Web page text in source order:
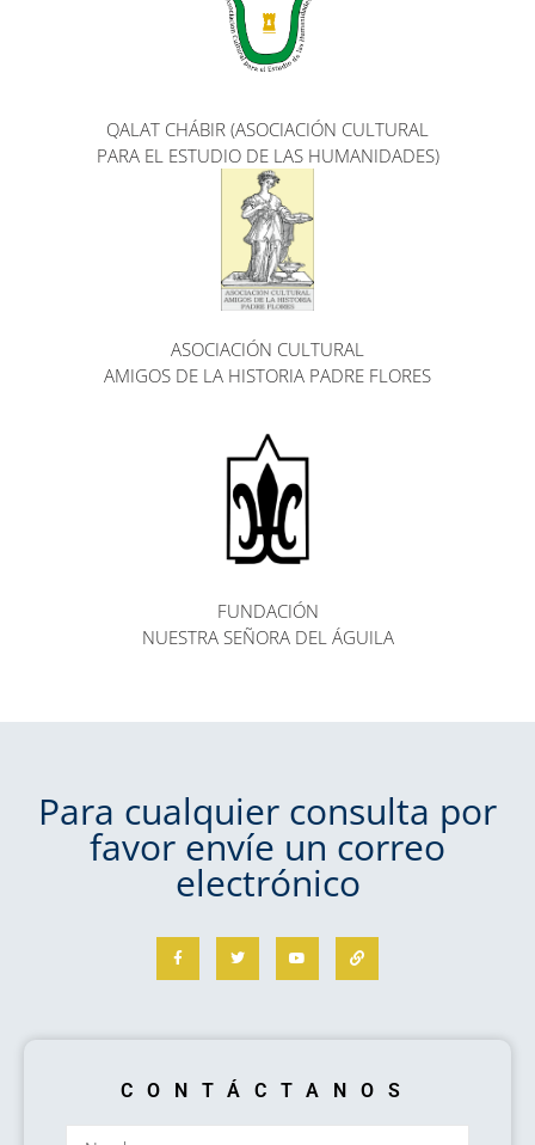
QALAT CHÁBIR (ASOCIACIÓN CULTURAL
PARA EL ESTUDIO DE LAS HUMANIDADES)
ASOCIACIÓN CULTURAL
AMIGOS DE LA HISTORIA PADRE FLORES
FUNDACIÓN
NUESTRA SEÑORA DEL ÁGUILA
Para cualquier consulta por
favor envíe un correo
electrónico
CONTÁCTANOS